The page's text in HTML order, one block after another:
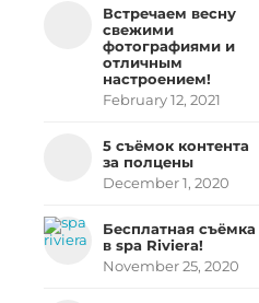
Встречаем весну
свежими
фотографиями и
отличным
настроением!
February 12, 2021
5 съёмок контента
за полцены
December 1, 2020
Бесплатная съёмка
в spa Riviera!
November 25, 2020